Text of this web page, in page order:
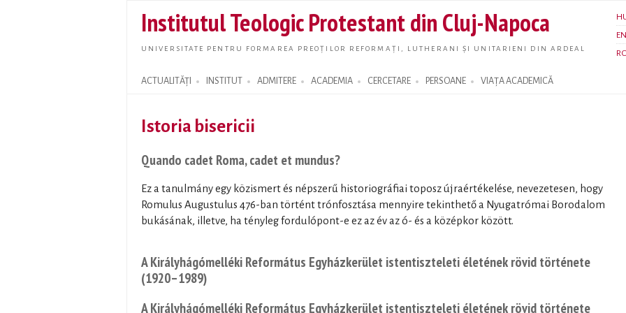
main
content
Institutul Teologic Protestant din Cluj-Napoca
UNIVERSITATE PENTRU FORMAREA PREOȚILOR REFORMAȚI, LUTHERANI ȘI UNITARIENI DIN ARDEAL
EN
ACTUALITĂȚI INSTITUT ADMITERE ACADEMIA CERCETARE PERSOANE VIAȚA ACADEMICĂ
Search form
Istoria bisericii
Quando cadet Roma, cadet et mundus?
Ez a tanulmány egy közismert és népszerű historiográfiai toposz újraértékelése, nevezetesen, hogy
Romulus Augustulus 476-ban történt trónfosztása mennyire tekinthető a Nyugatrómai Borodalom
bukásának, illetve, ha tényleg fordulópont-e ez az év az ó- és a középkor között.
A Királyhágómelléki Református Egyházkerület istentiszteleti életének rövid története
(1920–1989)
A Királyhágómelléki Református Egyházkerület istentiszteleti életének rövid története